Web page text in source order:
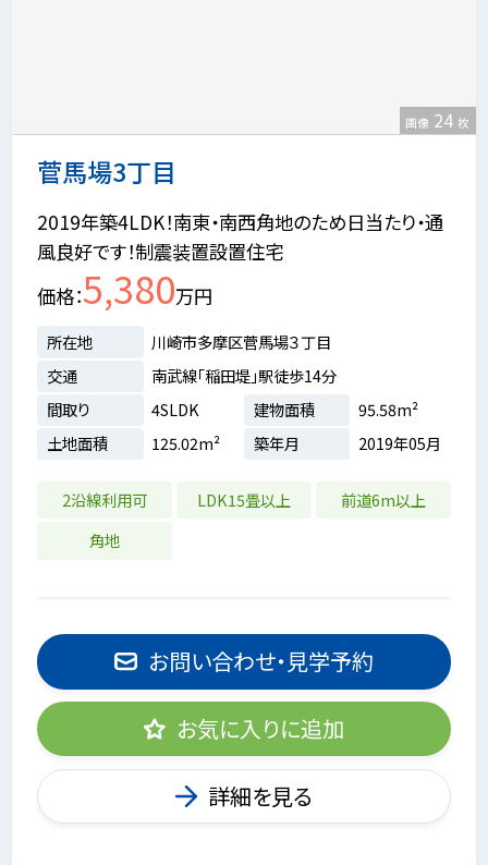
菅馬場3丁目
画像 24 枚
2019年築4LDK！南東・南西角地のため日当たり・通
風良好です！制震装置設置住宅
価格 5,380万円
所在地
川崎市多摩区菅馬場３丁目
交通
南武線「稲田堤」駅徒歩14分
間取り
4SLDK 建物面積
95.58m²
土地面積
125.02m² 築年月 2019年05月
2沿線利用可 LDK15畳以上
前道6m以上
角地
お問い合わせ・見学予約
お気に入りに追加
詳細を見る